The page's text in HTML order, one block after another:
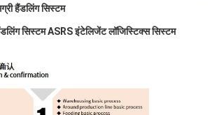
हैंडलिंग सिस्टम
सिस्टम ASRS इंटेलिजेंट लॉजिस्टिक्स सिस्टम